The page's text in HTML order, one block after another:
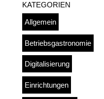
KATEGORIEN
Allgemein
Betriebsgastronomie
Digitalisierung
Einrichtungen